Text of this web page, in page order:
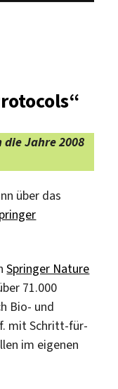
Jahre 2008
über das
Springer Nature
71.000
Bio- und
mit Schritt-für-
im eigenen